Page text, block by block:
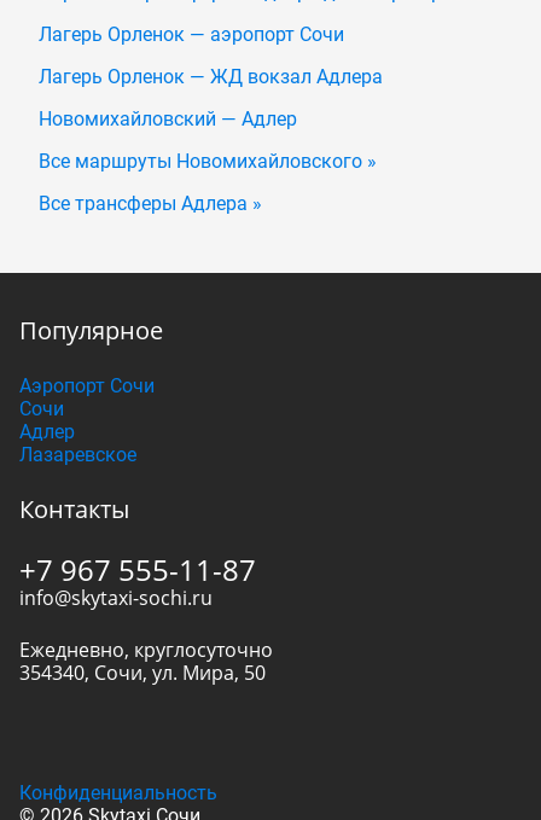
Лагерь Орленок — аэропорт Сочи
Лагерь Орленок — ЖД вокзал Адлера
Новомихайловский — Адлер
Все маршруты Новомихайловского »
Все трансферы Адлера »
Популярное
Аэропорт Сочи
Сочи
Адлер
Лазаревское
Контакты
+7 967 555-11-87
info@skytaxi-sochi.ru
Ежедневно, круглосуточно
354340, Сочи, ул. Мира, 50
Конфиденциальность